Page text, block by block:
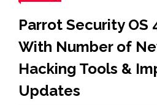
Parrot Security OS
With Number of
Hacking Tools &
Updates